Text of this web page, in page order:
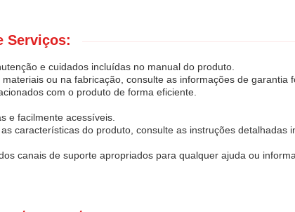
Serviços:
e cuidados incluídas no manual do produto.
ou na fabricação, consulte as informações de garantia
com o produto de forma eficiente.
e facilmente acessíveis.
características do produto, consulte as instruções detalhadas
canais de suporte apropriados para qualquer ajuda ou